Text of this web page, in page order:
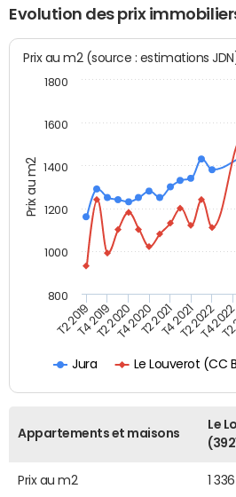
Evolution des prix
Prix au m2
Prix au m2 (source : estimations
Jura Le Louverot (CC
T2 2019T4 2019T2 2020T4 2020T2 2021T4 2021T2 2022
T4
800
1000
1200
1400
1600
1800
Appartements et maisons
Le
Prix au m2 1